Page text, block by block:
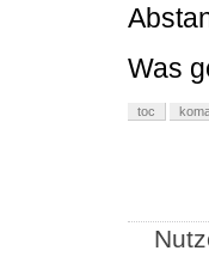
Was
toc